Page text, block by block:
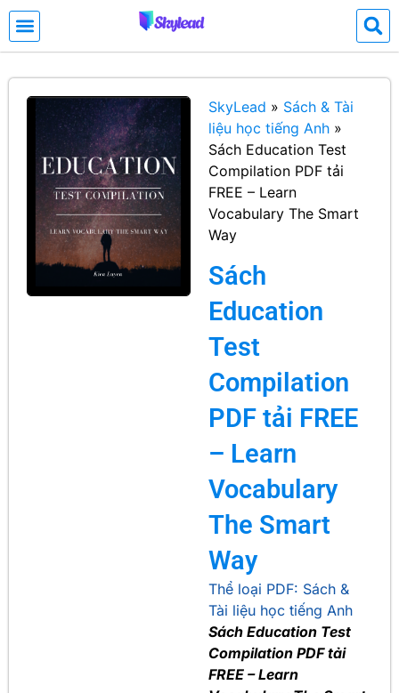
SkyLead » Sách & Tài
liệu học tiếng Anh »
Sách Education Test
Compilation PDF tải
FREE – Learn
Vocabulary The Smart
Way
Sách
Education
Test
Compilation
PDF tải FREE
– Learn
Vocabulary
The Smart
Way
Thể loại PDF: Sách &
Tài liệu học tiếng Anh
Sách Education Test
Compilation PDF tải
FREE – Learn